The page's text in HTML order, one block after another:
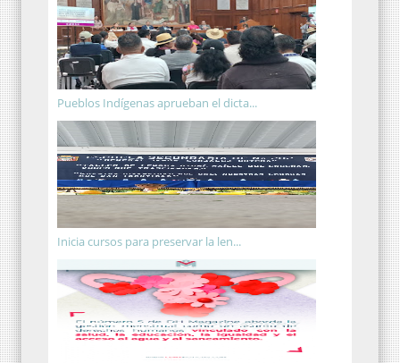
Pueblos Indígenas aprueban el dicta...
Inicia cursos para preservar la len...